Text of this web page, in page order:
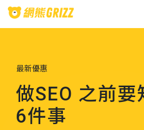
最新優惠
做SEO 之前要
6件事